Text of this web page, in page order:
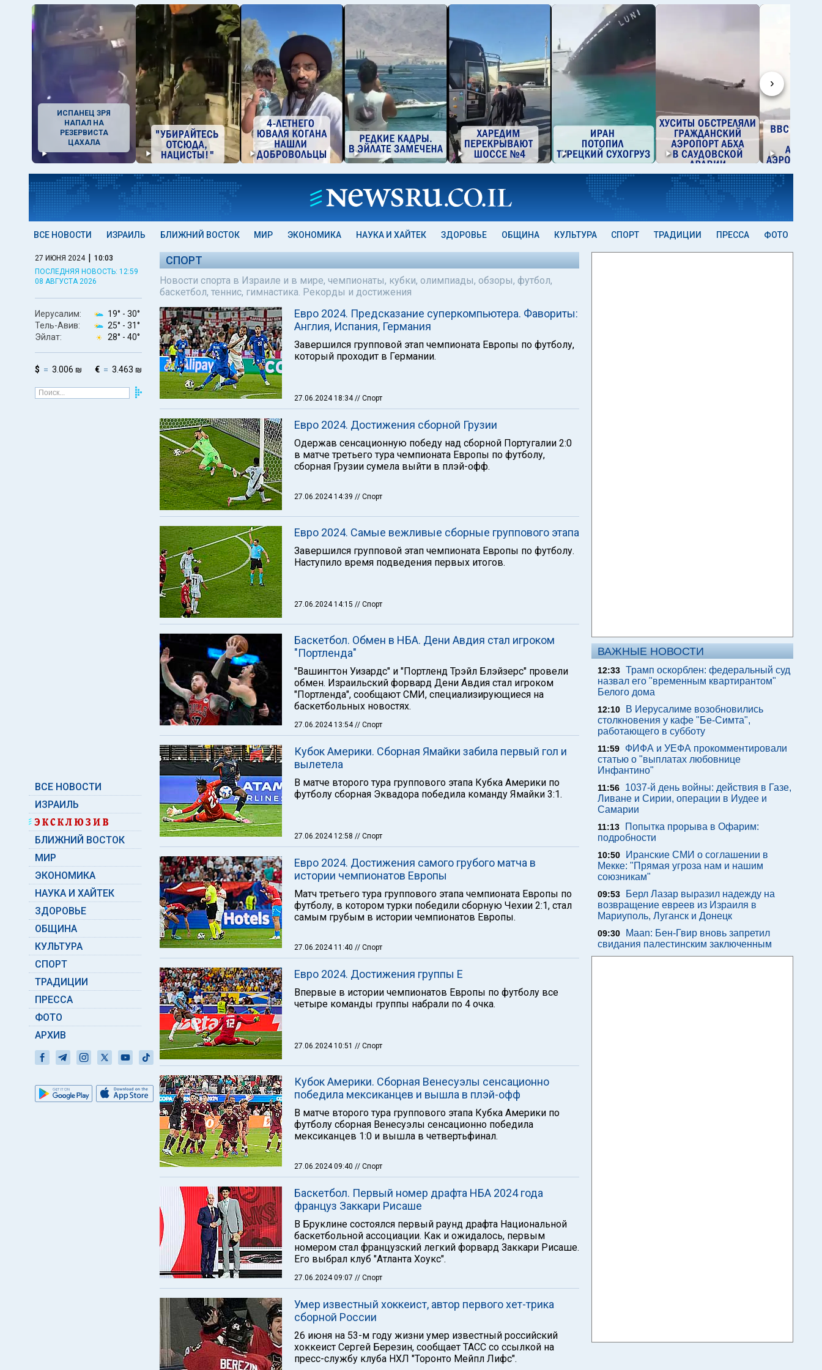
›
ИСПАНЕЦ ЗРЯ
НАПАЛ НА
РЕЗЕРВИСТА
ЦАХАЛА
ВСЕ НОВОСТИ ИЗРАИЛЬ БЛИЖНИЙ ВОСТОК МИР ЭКОНОМИКА НАУКА И ХАЙТЕК ЗДОРОВЬЕ ОБЩИНА КУЛЬТУРА СПОРТ ТРАДИЦИИ ПРЕССА ФОТО
27 ИЮНЯ 2024 | 10:03
ПОСЛЕДНЯЯ НОВОСТЬ: 12:59
08 АВГУСТА 2026
Иерусалим: 19° - 30°
Тель-Авив:
25° - 31°
Эйлат:
28° - 40°
$ 3.006 ₪ € 3.463 ₪
ВСЕ НОВОСТИ
ИЗРАИЛЬ
БЛИЖНИЙ ВОСТОК
МИР
ЭКОНОМИКА
НАУКА И ХАЙТЕК
ЗДОРОВЬЕ
ОБЩИНА
КУЛЬТУРА
СПОРТ
ТРАДИЦИИ
ПРЕССА
ФОТО
АРХИВ
СПОРТ
Новости спорта в Израиле и в мире, чемпионаты, кубки, олимпиады, обзоры, футбол,
баскетбол, теннис, гимнастика. Рекорды и достижения
Евро 2024. Предсказание суперкомпьютера. Фавориты:
Англия, Испания, Германия
Завершился групповой этап чемпионата Европы по футболу,
который проходит в Германии.
27.06.2024 18:34// Спорт
Евро 2024. Достижения сборной Грузии
Одержав сенсационную победу над сборной Португалии 2:0
в матче третьего тура чемпионата Европы по футболу,
сборная Грузии сумела выйти в плэй-офф.
27.06.2024 14:39 // Спорт
Евро 2024. Самые вежливые сборные группового этапа
Завершился групповой этап чемпионата Европы по футболу.
Наступило время подведения первых итогов.
27.06.2024 14:15 // Спорт
Баскетбол. Обмен в НБА. Дени Авдия стал игроком
"Портленда"
"Вашингтон Уизардс" и "Портленд Трэйл Блэйзерс" провели
обмен. Израильский форвард Дени Авдия стал игроком
"Портленда", сообщают СМИ, специализирующиеся на
баскетбольных новостях.
27.06.2024 13:54// Спорт
Кубок Америки. Сборная Ямайки забила первый гол и
вылетела
В матче второго тура группового этапа Кубка Америки по
футболу сборная Эквадора победила команду Ямайки 3:1.
27.06.2024 12:58 // Спорт
Евро 2024. Достижения самого грубого матча в
истории чемпионатов Европы
Матч третьего тура группового этапа чемпионата Европы по
футболу, в котором турки победили сборную Чехии 2:1, стал
самым грубым в истории чемпионатов Европы.
27.06.2024 11:40 // Спорт
Евро 2024. Достижения группы Е
Впервые в истории чемпионатов Европы по футболу все
четыре команды группы набрали по 4 очка.
27.06.2024 10:51 // Спорт
Кубок Америки. Сборная Венесуэлы сенсационно
победила мексиканцев и вышла в плэй-офф
В матче второго тура группового этапа Кубка Америки по
футболу сборная Венесуэлы сенсационно победила
мексиканцев 1:0 и вышла в четвертьфинал.
27.06.2024 09:40 // Спорт
Баскетбол. Первый номер драфта НБА 2024 года
француз Заккари Рисаше
В Бруклине состоялся первый раунд драфта Национальной
баскетбольной ассоциации. Как и ожидалось, первым
номером стал французский легкий форвард Заккари Рисаше.
Его выбрал клуб "Атланта Хоукс".
27.06.2024 09:07 // Спорт
Умер известный хоккеист, автор первого хет-трика
сборной России
26 июня на 53-м году жизни умер известный российский
хоккеист Сергей Березин, сообщает ТАСС со ссылкой на
пресс-службу клуба НХЛ "Торонто Мейпл Лифс".
ВАЖНЫЕ НОВОСТИ
12:33 Трамп оскорблен: федеральный суд
назвал его "временным квартирантом"
Белого дома
12:10
В Иерусалиме возобновились
столкновения у кафе "Бе-Симта",
работающего в субботу
11:59
ФИФА и УЕФА прокомментировали
статью о "выплатах любовнице
Инфантино"
11:56
1037-й день войны: действия в Газе,
Ливане и Сирии, операции в Иудее и
Самарии
11:13
Попытка прорыва в Офарим:
подробности
10:50
Иранские СМИ о соглашении в
Мекке: "Прямая угроза нам и нашим
союзникам"
09:53
Берл Лазар выразил надежду на
возвращение евреев из Израиля в
Мариуполь, Луганск и Донецк
09:30
Maan: Бен-Гвир вновь запретил
свидания палестинским заключенным